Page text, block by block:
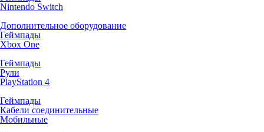
Nintendo Switch
Дополнительное оборудование
Геймпады
Xbox One
Геймпады
Рули
PlayStation 4
Геймпады
Кабели соединительные
Мобильные